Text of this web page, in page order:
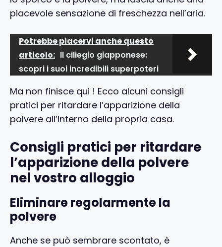
piacevole sensazione di freschezza nell’aria.
Potrebbe piacervi anche questo
articolo: Il ciliegio giapponese:
scopri i suoi incredibili superpoteri
Ma non finisce qui ! Ecco alcuni consigli
pratici per ritardare l’apparizione della
polvere all’interno della propria casa.
Consigli pratici per ritardare
l’apparizione della polvere
nel vostro alloggio
Eliminare regolarmente la
polvere
Anche se può sembrare scontato, è